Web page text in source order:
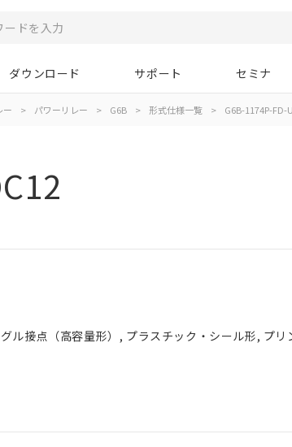
ダウンロード サポート セミナ
ー > パワーリレー > G6B > 形式仕様一覧 > G6B-1174P-FD-
ル接点（高容量形）, プラスチック・シール形, プ